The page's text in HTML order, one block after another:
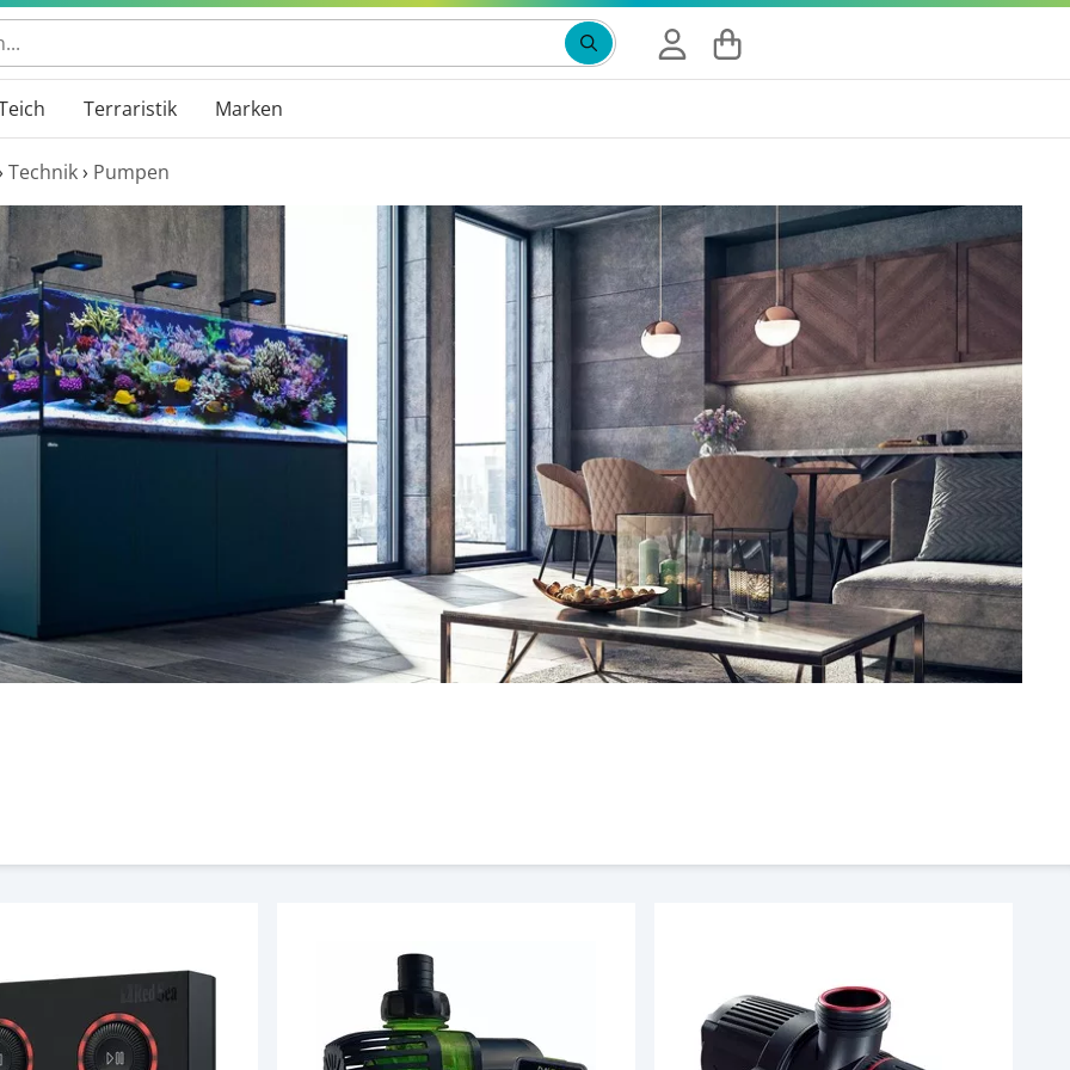
Terraristik Marken
Technik› Pumpen